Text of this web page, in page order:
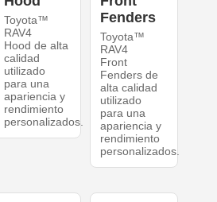
Toyota™
RAV4
Hood de alta
calidad
utilizado
para una
apariencia y
rendimiento
personalizados.
Fenders
Toyota™
RAV4
Front
Fenders de
alta calidad
utilizado
para una
apariencia y
rendimiento
personalizados.